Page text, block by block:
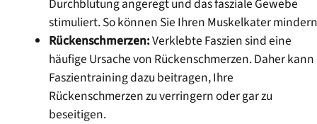
Durchblutung angeregt und das fasziale Gewebe
stimuliert. So können Sie Ihren Muskelkater
Rückenschmerzen:Verklebte Faszien sind eine
häufige Ursache von Rückenschmerzen. Daher kann
Faszientraining dazu beitragen, Ihre
Rückenschmerzen zu verringern oder gar zu
beseitigen.